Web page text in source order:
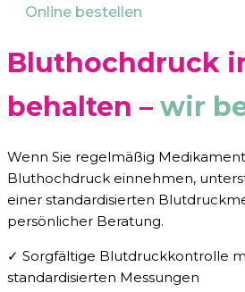
Online bestellen
Bluthochdruck
behalten – wir
Wenn Sie regelmäßig
Bluthochdruck einnehmen,
einer standardisierten
persönlicher Beratung.
✓ Sorgfältige Blutdruckkontrolle
standardisierten Messungen